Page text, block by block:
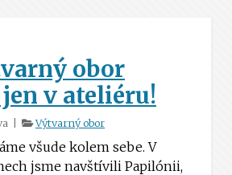
obor
v ateliéru!
| Výtvarný obor
všude kolem sebe. V
jsme navštívili Papilónii,